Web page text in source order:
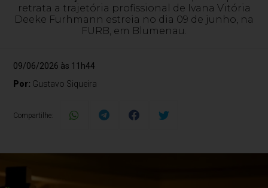
retrata a trajetória profissional de Ivana Vitória
Deeke Furhmann estreia no dia 09 de junho, na
FURB, em Blumenau.
09/06/2026 às 11h44
Por: Gustavo Siqueira
Compartilhe: